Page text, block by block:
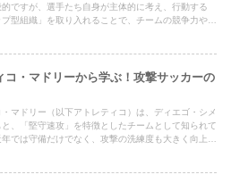
ですが、選手たち自身が主体的に考え、行動する
プ型組織」を取り入れることで、チームの競争力や選
コ・マドリーから学ぶ！攻撃サッカーの
マドリー（以下アトレティコ）は、ディエゴ・シメ
、「堅守速攻」を特徴としたチームとして知られて
では守備だけでなく、攻撃の洗練度も大きく向上し